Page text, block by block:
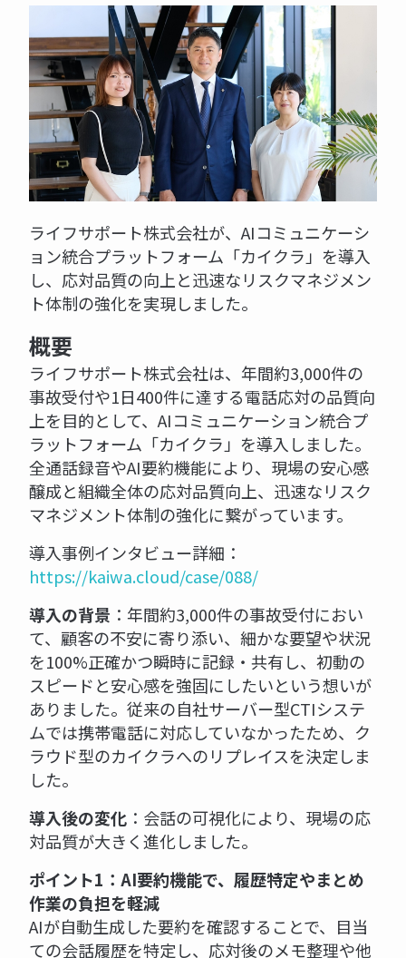
ライフサポート株式会社が、AIコミュニケーシ
ョン統合プラットフォーム「カイクラ」を導入
し、応対品質の向上と迅速なリスクマネジメン
ト体制の強化を実現しました。
概要
ライフサポート株式会社は、年間約3,000件の
事故受付や1日400件に達する電話応対の品質向
上を目的として、AIコミュニケーション統合プ
ラットフォーム「カイクラ」を導入しました。
全通話録音やAI要約機能により、現場の安心感
醸成と組織全体の応対品質向上、迅速なリスク
マネジメント体制の強化に繋がっています。
導入事例インタビュー詳細：
https://kaiwa.cloud/case/088/
導入の背景 ：年間約3,000件の事故受付におい
て、顧客の不安に寄り添い、細かな要望や状況
を100%正確かつ瞬時に記録・共有し、初動の
スピードと安心感を強固にしたいという想いが
ありました。従来の自社サーバー型CTIシステ
ムでは携帯電話に対応していなかったため、ク
ラウド型のカイクラへのリプレイスを決定しま
した。
導入後の変化 ：会話の可視化により、現場の応
対品質が大きく進化しました。
ポイント1：AI要約機能で、履歴特定やまとめ
作業の負担を軽減
AIが自動生成した要約を確認することで、目当
ての会話履歴を特定し、応対後のメモ整理や他